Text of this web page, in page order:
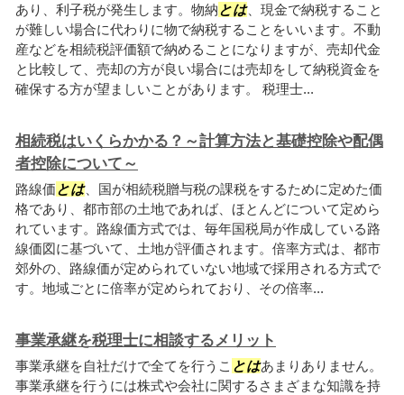
あり、利子税が発生します。物納 とは、現金で納税すること
が難しい場合に代わりに物で納税することをいいます。不動
産などを相続税評価額で納めることになりますが、売却代金
と比較して、売却の方が良い場合には売却をして納税資金を
確保する方が望ましいことがあります。 税理士...
相続税はいくらかかる？～計算方法と基礎控除や配偶
者控除について～
路線価 とは、国が相続税贈与税の課税をするために定めた価
格であり、都市部の土地であれば、ほとんどについて定めら
れています。路線価方式では、毎年国税局が作成している路
線価図に基づいて、土地が評価されます。倍率方式は、都市
郊外の、路線価が定められていない地域で採用される方式で
す。地域ごとに倍率が定められており、その倍率...
事業承継を税理士に相談するメリット
事業承継を自社だけで全てを行うこ とはあまりありません。
事業承継を行うには株式や会社に関するさまざまな知識を持